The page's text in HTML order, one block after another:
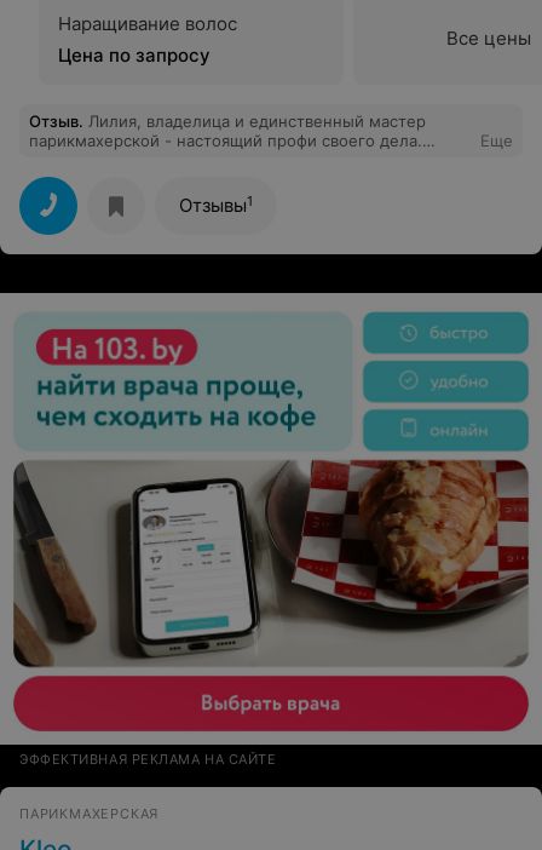
Наращивание волос
Цена по запросу
Все цены
Отзыв. Лилия, владелица и единственный мастер
парикмахерской - настоящий профи своего дела.
людьми. Это первый мастер, который отрезал ровно
столько, сколько я попросила) всегда даёт советы по
уходу, время проходит незаметно, волосы всегда
крутые,и выходишь на позитиве!
Еще
Отзывы1
ЭФФЕКТИВНАЯ РЕКЛАМА НА САЙТЕ
ПАРИКМАХЕРСКАЯ